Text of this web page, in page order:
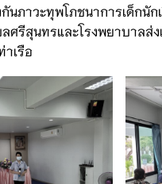
ภาวะทุพโภชนาการเด็กนั
สุนทรและโรงพยาบาลส่
เรือ